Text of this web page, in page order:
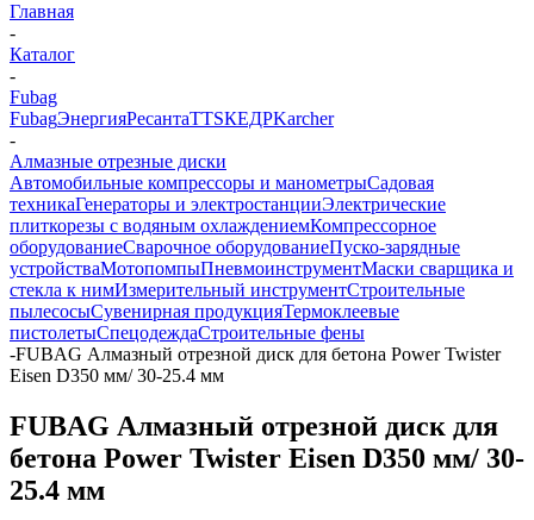
Главная
-
Каталог
-
Fubag
FubagЭнергияРесантаTTSКЕДРKarcher
-
Алмазные отрезные диски
Автомобильные компрессоры и манометрыСадовая
техникаГенераторы и электростанцииЭлектрические
плиткорезы с водяным охлаждениемКомпрессорное
оборудованиеСварочное оборудованиеПуско-зарядные
устройстваМотопомпыПневмоинструментМаски сварщика и
стекла к нимИзмерительный инструментСтроительные
пылесосыСувенирная продукцияТермоклеевые
пистолетыСпецодеждаСтроительные фены
-FUBAG Алмазный отрезной диск для бетона Power Twister
Eisen D350 мм/ 30-25.4 мм
FUBAG Алмазный отрезной диск для
бетона Power Twister Eisen D350 мм/ 30-
25.4 мм